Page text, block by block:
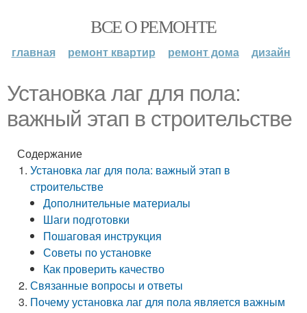
ВСЕ О РЕМОНТЕ
главная ремонт квартир ремонт дома дизайн
Установка лаг для пола:
важный этап в строительстве
Содержание
Установка лаг для пола: важный этап в
строительстве
Дополнительные материалы
Шаги подготовки
Пошаговая инструкция
Советы по установке
Как проверить качество
Связанные вопросы и ответы
Почему установка лаг для пола является важным